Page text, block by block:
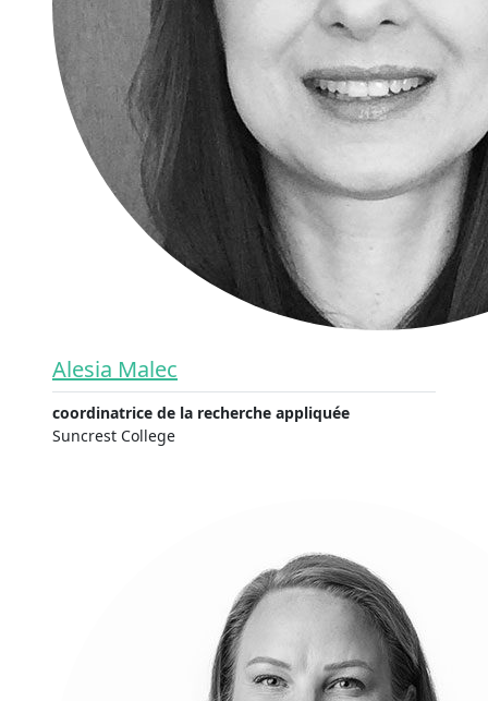
Alesia Malec
coordinatrice de la recherche appliquée
Suncrest College